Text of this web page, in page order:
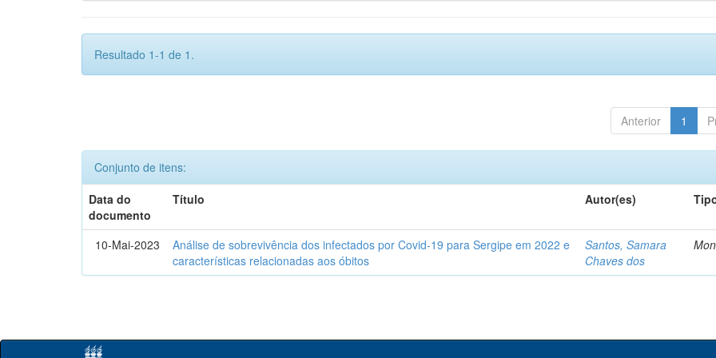
Resultado 1-1 de 1.
Anterior 1
Conjunto de itens:
Data do
documento
Título Autor(es)
10-Mai-2023
Análise de sobrevivência dos infectados por Covid-19 para Sergipe em 2022 e
características relacionadas aos óbitos
Santos, Samara
Chaves dos